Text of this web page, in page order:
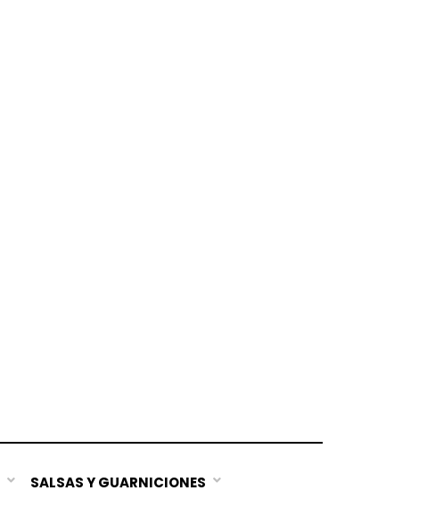
SALSAS Y GUARNICIONES